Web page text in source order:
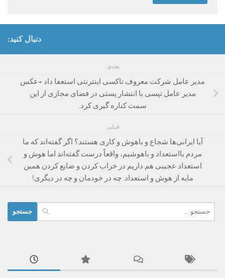
دنبال کنید:
بعدی
مدیر عامل شرکت معروف تاکسی اینترنتی استعفا داد +عکس
مدیر عامل تپسی با انتشار پستی در فضای مجازی از این
سمت کناره گیری کرد.
قبلی
آیا ایرانی‌ها شجاع و باهوش و کاری هستند؟ اگر گفته‌اند که ما
مردم بااستعداد و باهوشیم، واقعاً درست گفته‌اند اما هوش و
استعداد عجیبی هم داریم در خراب کردن و ضایع کردن همین
مایه از هوش و استعداد. چه در خودمان و چه در دیگری!
برای: